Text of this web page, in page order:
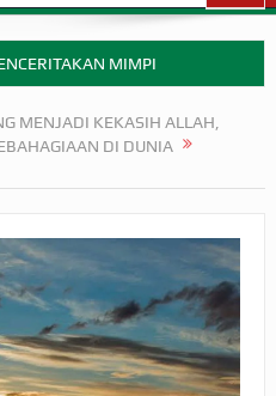
MIMPI
PERANG BADAR
ZAKAT UANG?
HALAL JIKA SEBAB
MENJADI KEKASIH ALLAH,
DI DUNIA